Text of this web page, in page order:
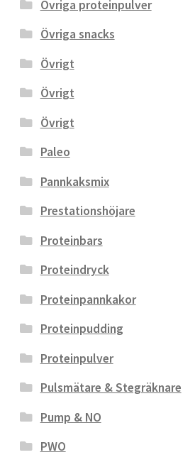
Övriga proteinpulver
Övriga snacks
Övrigt
Övrigt
Övrigt
Paleo
Pannkaksmix
Prestationshöjare
Proteinbars
Proteindryck
Proteinpannkakor
Proteinpudding
Proteinpulver
Pulsmätare & Stegräknare
Pump & NO
PWO